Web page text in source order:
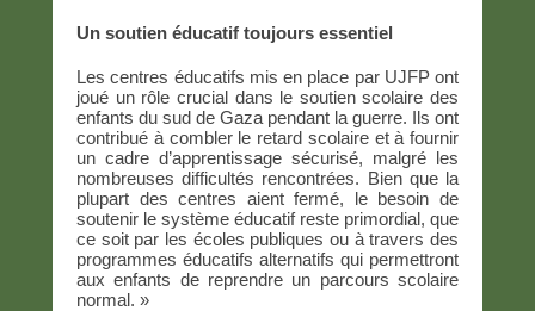
Un soutien éducatif toujours essentiel
Les centres éducatifs mis en place par UJFP ont
joué un rôle crucial dans le soutien scolaire des
enfants du sud de Gaza pendant la guerre. Ils ont
contribué à combler le retard scolaire et à fournir
un cadre d’apprentissage sécurisé, malgré les
nombreuses difficultés rencontrées. Bien que la
plupart des centres aient fermé, le besoin de
soutenir le système éducatif reste primordial, que
ce soit par les écoles publiques ou à travers des
programmes éducatifs alternatifs qui permettront
aux enfants de reprendre un parcours scolaire
normal. »